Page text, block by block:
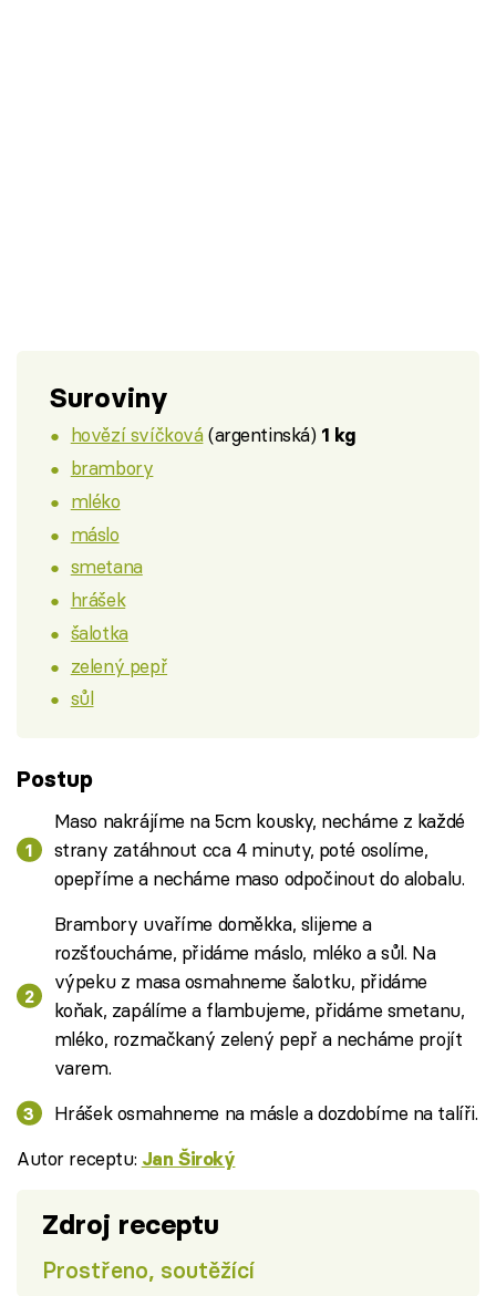
Suroviny
hovězí svíčková(argentinská) 1 kg
brambory
mléko
máslo
smetana
hrášek
šalotka
zelený pepř
sůl
Postup
Maso nakrájíme na 5cm kousky, necháme z každé
strany zatáhnout cca 4 minuty, poté osolíme,
opepříme a necháme maso odpočinout do alobalu.
Brambory uvaříme doměkka, slijeme a
rozšťoucháme, přidáme máslo, mléko a sůl. Na
výpeku z masa osmahneme šalotku, přidáme
koňak, zapálíme a flambujeme, přidáme smetanu,
mléko, rozmačkaný zelený pepř a necháme projít
varem.
Hrášek osmahneme na másle a dozdobíme na talíři.
Autor receptu: Jan Široký
Zdroj receptu
Prostřeno, soutěžící